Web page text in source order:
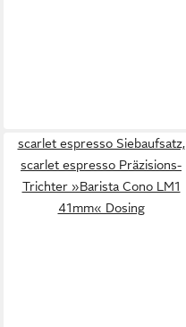
scarlet espresso Siebaufsatz,
scarlet espresso Präzisions-
Trichter »Barista Cono LM1
41mm« Dosing